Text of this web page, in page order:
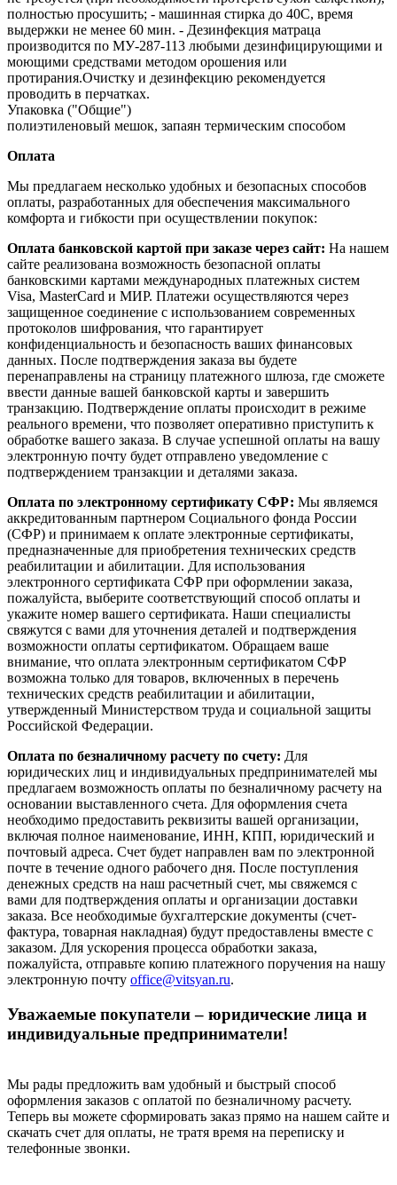
полностью просушить; - машинная стирка до 40С, время
выдержки не менее 60 мин. - Дезинфекция матраца
производится по МУ‐287‐113 любыми дезинфицирующими и
моющими средствами методом орошения или
протирания.Очистку и дезинфекцию рекомендуется
проводить в перчатках.
Упаковка ("Общие")
полиэтиленовый мешок, запаян термическим способом
Оплата
Мы предлагаем несколько удобных и безопасных способов
оплаты, разработанных для обеспечения максимального
комфорта и гибкости при осуществлении покупок:
Оплата банковской картой при заказе через сайт: На нашем
сайте реализована возможность безопасной оплаты
банковскими картами международных платежных систем
Visa, MasterCard и МИР. Платежи осуществляются через
защищенное соединение с использованием современных
протоколов шифрования, что гарантирует
конфиденциальность и безопасность ваших финансовых
данных. После подтверждения заказа вы будете
перенаправлены на страницу платежного шлюза, где сможете
ввести данные вашей банковской карты и завершить
транзакцию. Подтверждение оплаты происходит в режиме
реального времени, что позволяет оперативно приступить к
обработке вашего заказа. В случае успешной оплаты на вашу
электронную почту будет отправлено уведомление с
подтверждением транзакции и деталями заказа.
Оплата по электронному сертификату СФР: Мы являемся
аккредитованным партнером Социального фонда России
(СФР) и принимаем к оплате электронные сертификаты,
предназначенные для приобретения технических средств
реабилитации и абилитации. Для использования
электронного сертификата СФР при оформлении заказа,
пожалуйста, выберите соответствующий способ оплаты и
укажите номер вашего сертификата. Наши специалисты
свяжутся с вами для уточнения деталей и подтверждения
возможности оплаты сертификатом. Обращаем ваше
внимание, что оплата электронным сертификатом СФР
возможна только для товаров, включенных в перечень
технических средств реабилитации и абилитации,
утвержденный Министерством труда и социальной защиты
Российской Федерации.
Оплата по безналичному расчету по счету: Для
юридических лиц и индивидуальных предпринимателей мы
предлагаем возможность оплаты по безналичному расчету на
основании выставленного счета. Для оформления счета
необходимо предоставить реквизиты вашей организации,
включая полное наименование, ИНН, КПП, юридический и
почтовый адреса. Счет будет направлен вам по электронной
почте в течение одного рабочего дня. После поступления
денежных средств на наш расчетный счет, мы свяжемся с
вами для подтверждения оплаты и организации доставки
заказа. Все необходимые бухгалтерские документы (счет-
фактура, товарная накладная) будут предоставлены вместе с
заказом. Для ускорения процесса обработки заказа,
пожалуйста, отправьте копию платежного поручения на нашу
электронную почту office@vitsyan.ru.
Уважаемые покупатели – юридические лица и
индивидуальные предприниматели!
Мы рады предложить вам удобный и быстрый способ
оформления заказов с оплатой по безналичному расчету.
Теперь вы можете сформировать заказ прямо на нашем сайте и
скачать счет для оплаты, не тратя время на переписку и
телефонные звонки.